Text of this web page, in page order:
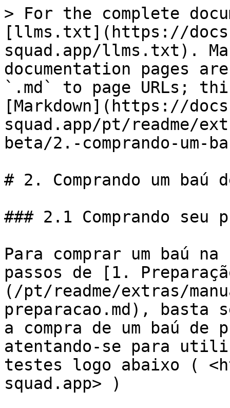
> For the complete
[llms.txt](https://
squad.app/llms.txt).
documentation pages
`.md` to page URLs;
[Markdown](https://
squad.app/pt/readme/
beta/2.-comprando-um-
# 2. Comprando um baú
### 2.1 Comprando seu
Para comprar um baú
passos de [1.
(/pt/readme/extras/
preparacao.md), basta
a compra de um baú de
atentando-se para
testes logo abaixo (
squad.app> )